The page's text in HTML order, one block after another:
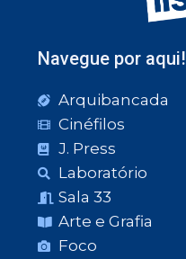
Navegue por aqui!
Arquibancada
Cinéfilos
J. Press
Laboratório
Sala 33
Arte e Grafia
Foco